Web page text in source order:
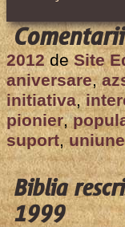
2012 de Site
aniversare,
initiativa,
pionier,
suport,uniune
Biblia
1999